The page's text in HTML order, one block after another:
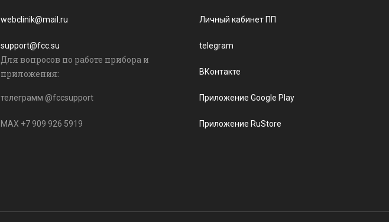
webclinik@mail.ru
support@fcc.su
Для вопросов по работе прибора и
приложения:
телеграмм @fccsupport
MAX +7 909 926 5919
Личный кабинет ПП
telegram
ВКонтакте
Приложение Google Play
Приложение RuStore